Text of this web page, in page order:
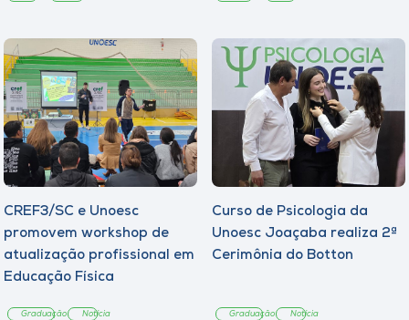
CREF3/SC e Unoesc
promovem workshop de
atualização profissional em
Educação Física
Graduação Notícia
Curso de Psicologia da
Unoesc Joaçaba realiza 2ª
Cerimônia do Botton
Graduação Notícia